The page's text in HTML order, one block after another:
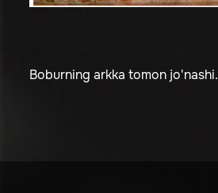
Boburning arkka tomon jo'nashi.